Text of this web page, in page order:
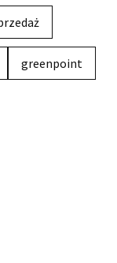
greenpoint